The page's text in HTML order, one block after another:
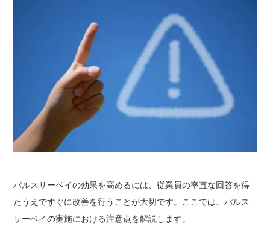
パルスサーベイの効果を高めるには、従業員の率直な回答を得
たうえですぐに改善を行うことが大切です。ここでは、パルス
サーベイの実施における注意点を解説します。